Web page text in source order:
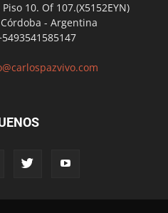
10. Of 107.(X5152EYN)
- Argentina